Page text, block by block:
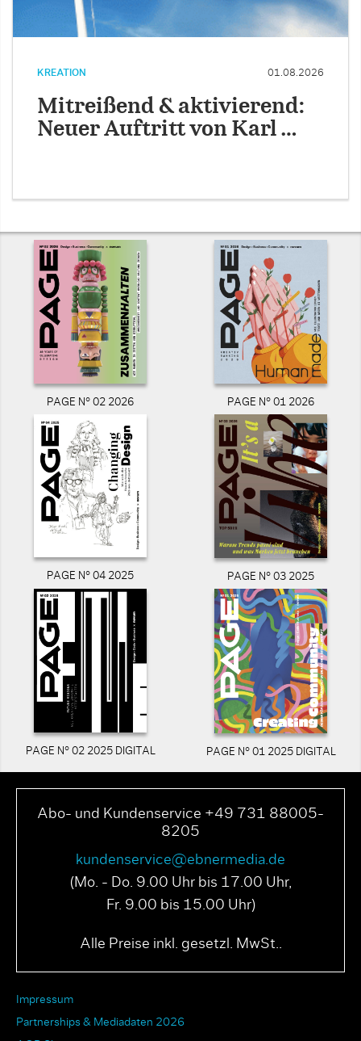
KREATION 01.08.2026
Mitreißend & aktivierend:
Neuer Auftritt von Karl …
PAGE N° 02 2026 PAGE N° 01 2026
PAGE N° 04 2025 PAGE N° 03 2025
PAGE N° 02 2025 DIGITAL PAGE N° 01 2025 DIGITAL
Abo- und Kundenservice +49 731 88005-
8205
kundenservice@ebnermedia.de
(Mo. - Do. 9.00 Uhr bis 17.00 Uhr,
Fr. 9.00 bis 15.00 Uhr)
Alle Preise inkl. gesetzl. MwSt..
Impressum
Partnerships & Mediadaten 2026